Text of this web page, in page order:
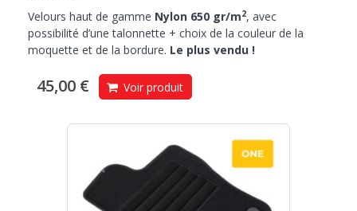
Velours haut de gamme Nylon 650 gr/m2, avec
possibilité d’une talonnette + choix de la couleur de la
moquette et de la bordure. Le plus vendu !
45,00 € Voir produit